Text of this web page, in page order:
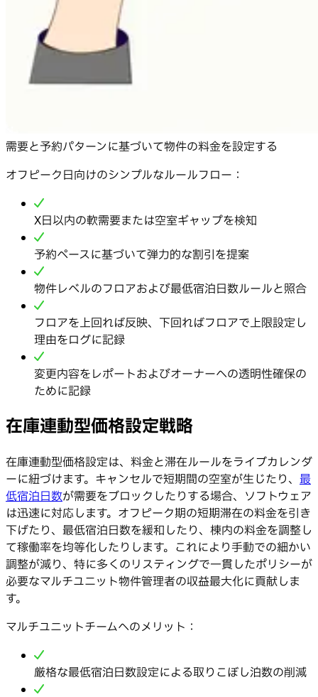
需要と予約パターンに基づいて物件の料金を設定する
オフピーク日向けのシンプルなルールフロー：
X日以内の軟需要または空室ギャップを検知
予約ペースに基づいて弾力的な割引を提案
物件レベルのフロアおよび最低宿泊日数ルールと照合
フロアを上回れば反映、下回ればフロアで上限設定し
理由をログに記録
変更内容をレポートおよびオーナーへの透明性確保の
ために記録
在庫連動型価格設定戦略
在庫連動型価格設定は、料金と滞在ルールをライブカレンダ
ーに紐づけます。キャンセルで短期間の空室が生じたり、 最
低宿泊日数が需要をブロックしたりする場合、ソフトウェア
は迅速に対応します。オフピーク期の短期滞在の料金を引き
下げたり、最低宿泊日数を緩和したり、棟内の料金を調整し
て稼働率を均等化したりします。これにより手動での細かい
調整が減り、特に多くのリスティングで一貫したポリシーが
必要なマルチユニット物件管理者の収益最大化に貢献しま
す。
マルチユニットチームへのメリット：
厳格な最低宿泊日数設定による取りこぼし泊数の削減